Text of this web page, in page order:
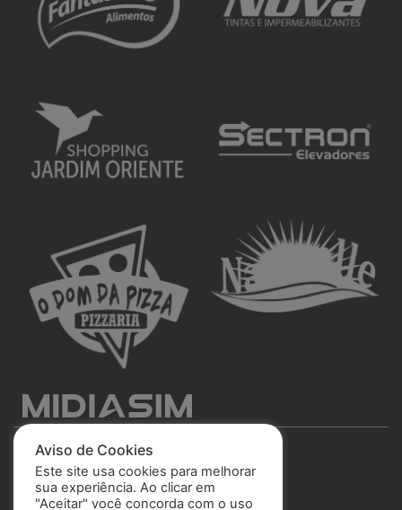
Aviso de Cookies
Este site usa cookies para melhorar
sua experiência. Ao clicar em
"Aceitar" você concorda com o uso